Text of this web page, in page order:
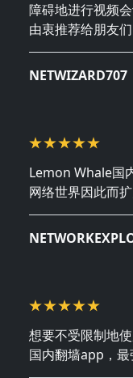
障碍地进行视频
由衷推荐给朋友们
NETWIZARD707
Lemon Whale国
网络世界因此而扩
想要不受限制地
国内翻墙app，最